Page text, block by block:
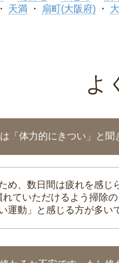
天満 扇町(大阪府)
よ
「体力的にきつい」と
め、数日間は疲れを感じ
ていただけるよう掃除
運動」と感じる方が多い